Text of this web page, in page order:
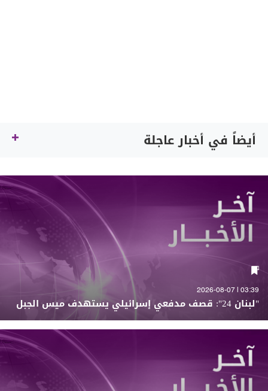
أيضاً في أخبار عاجلة
03:39 | 2026-08-07
"لبنان 24": قصف مدفعي إسرائيلي يستهدف ميس الجبل